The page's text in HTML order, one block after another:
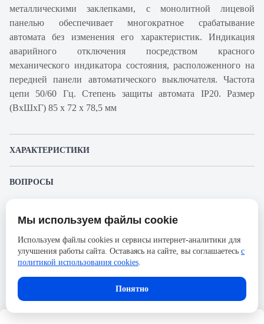
металлическими заклепками, с монолитной лицевой
панелью обеспечивает многократное срабатывание
автомата без изменения его характеристик. Индикация
аварийного отключения посредством красного
механического индикатора состояния, расположенного на
передней панели автоматического выключателя. Частота
цепи 50/60 Гц. Степень защиты автомата IP20. Размер
(ВхШхГ) 85 х 72 х 78,5 мм
ХАРАКТЕРИСТИКИ
Производитель
Серия
Acti 9
Номинальный ток
Напряжение, В
250
Количество полюсов
ВОПРОСЫ
Пожалуйста, авторизуйтесь, чтобы иметь
возможность оставлять вопросы.
Представленные изображения и характеристики могут отличаться от реального
без предварительного уведомления. Компания АйДистрибьют не несёт
ответственности в случае не соответствия текущей модели товаров фотографиям,
размещённым в карточке товара.
Мы используем файлы cookie
Используем файлы cookies и сервисы интернет-аналитики для
улучшения работы сайта. Оставаясь на сайте, вы соглашаетесь с
политикой использования cookies.
Понятно